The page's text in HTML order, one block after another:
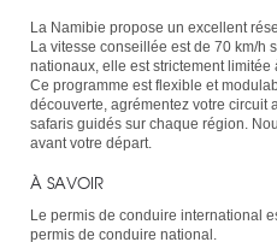
La Namibie propose un excellent
La vitesse conseillée est de 70 km/h
nationaux, elle est strictement limitée
Ce programme est flexible et
découverte, agrémentez votre circuit
safaris guidés sur chaque région.
avant votre départ.
À SAVOIR
Le permis de conduire international
permis de conduire national.